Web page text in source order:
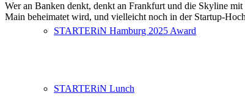
STARTERiN Hamburg 2025 Award
STARTERiN Lunch
Wer an Banken denkt, denkt an Frankfurt und die Skyline
Main beheimatet wird, und vielleicht noch in der Startup-